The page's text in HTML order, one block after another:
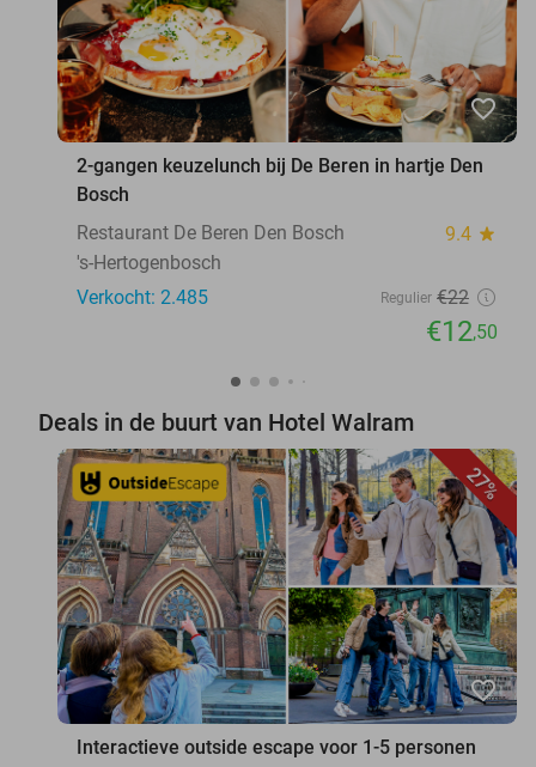
favorite_border
2-gangen keuzelunch bij De Beren in hartje Den
Bosch
Restaurant De Beren Den Bosch
9.4 star
's-Hertogenbosch
Verkocht: 2.485
Regulier €22
€12,50
Deals in de buurt van Hotel Walram
27%
favorite_border
Interactieve outside escape voor 1-5 personen